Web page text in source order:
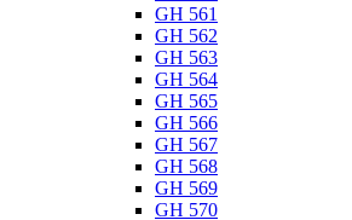
GH 561
GH 562
GH 563
GH 564
GH 565
GH 566
GH 567
GH 568
GH 569
GH 570